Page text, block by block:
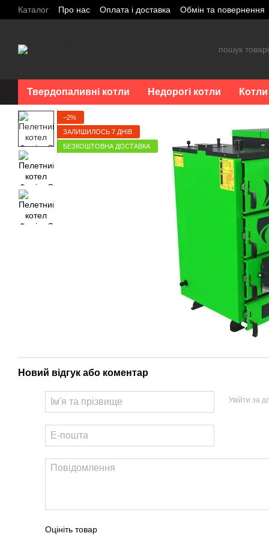
Перейти до основного контенту
Каталог Про нас Оплата і доставка Обмін та повернення
Твердопаливні котли Недорогі котли
−2%
ЗАЛИШИЛОСЬ 7 ДНІВ
БЕЗКОШТОВНА ДОСТАВКА
Новий відгук або коментар
Увійти за
Оцініть товар